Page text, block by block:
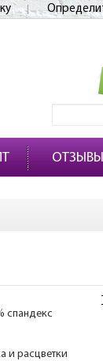
ОТЗЫВЫ
спандекс
и расцветки